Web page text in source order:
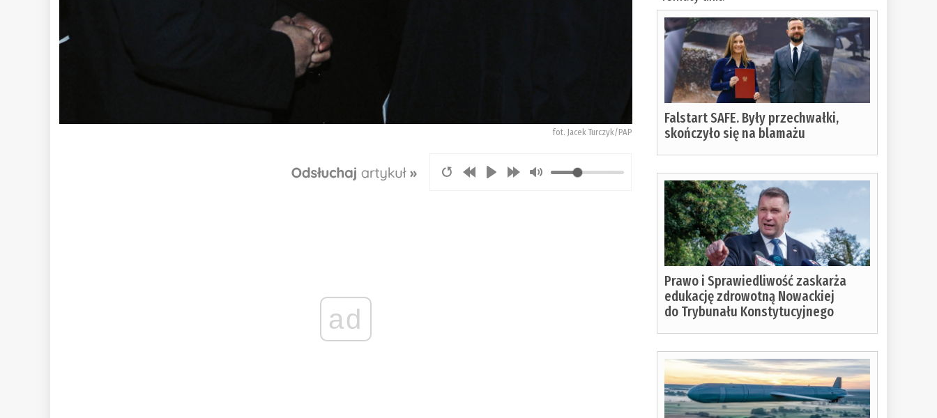
fot. Jacek Turczyk/PAP
ad
Falstart SAFE. Były przechwałki,
skończyło się na blamażu
Prawo i Sprawiedliwość zaskarża
edukację zdrowotną Nowackiej
do Trybunału Konstytucyjnego